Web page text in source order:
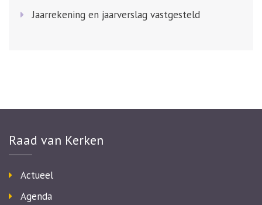
Jaarrekening en jaarverslag vastgesteld
Raad van Kerken
Actueel
Agenda